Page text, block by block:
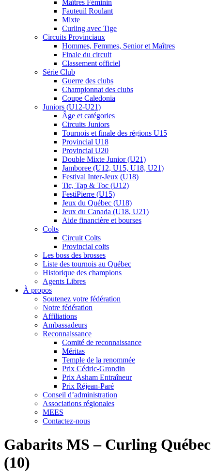
Maîtres Féminin
Fauteuil Roulant
Mixte
Curling avec Tige
Circuits Provinciaux
Hommes, Femmes, Senior et Maîtres
Finale du circuit
Classement officiel
Série Club
Guerre des clubs
Championnat des clubs
Coupe Caledonia
Juniors (U12-U21)
Âge et catégories
Circuits Juniors
Tournois et finale des régions U15
Provincial U18
Provincial U20
Double Mixte Junior (U21)
Jamboree (U12, U15, U18, U21)
Festival Inter-Jeux (U18)
Tic, Tap & Toc (U12)
FestiPierre (U15)
Jeux du Québec (U18)
Jeux du Canada (U18, U21)
Aide financière et bourses
Colts
Circuit Colts
Provincial colts
Les boss des brosses
Liste des tournois au Québec
Historique des champions
Agents Libres
À propos
Soutenez votre fédération
Notre fédération
Affiliations
Ambassadeurs
Reconnaissance
Comité de reconnaissance
Méritas
Temple de la renommée
Prix Cédric-Grondin
Prix Asham Entraîneur
Prix Réjean-Paré
Conseil d’administration
Associations régionales
MEES
Contactez-nous
Gabarits MS – Curling Québec
(10)